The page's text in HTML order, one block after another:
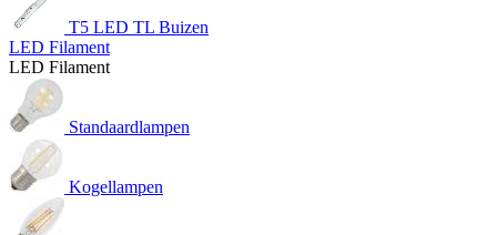
T5 LED TL Buizen
LED Filament
LED Filament
Standaardlampen
Kogellampen